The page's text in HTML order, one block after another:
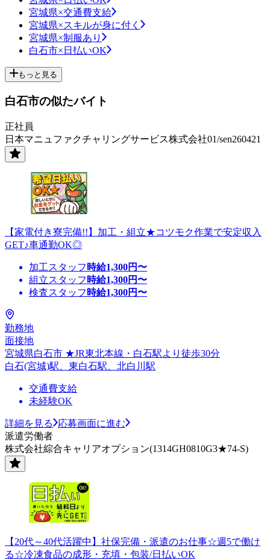
宮城県×交通費支給
宮城県×スキルが身に付く
宮城県×制服あり
白石市×日払いOK
もっと見る
白石市の似たバイト
正社員
日本マニュファクチャリングサービス株式会社01/sen260421
【家電付き寮完備!!】加工・組立★コツモク作業で安定収入
GET♪車通勤OK◎
加工スタッフ 時給1,300円〜
組立スタッフ 時給1,300円〜
検査スタッフ 時給1,300円〜
勤務地
面接地
宮城県白石市 ★JR東北本線・白石駅より徒歩30分
白石(宮城)駅、東白石駅、北白川駅
交通費支給
未経験OK
詳細を見る
応募画面に進む
派遣労働者
株式会社綜合キャリアオプション(1314GH0810G3★74-S)
【20代～40代活躍中】社保完備・派遣のお仕事☆週5で働け
る☆冷凍食品の成形・充填・包装/日払いOK